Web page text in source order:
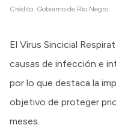
Crédito: Gobierno de Río Negro
El Virus Sincicial
causas de infección e
por lo que destaca la
objetivo de proteger
meses.